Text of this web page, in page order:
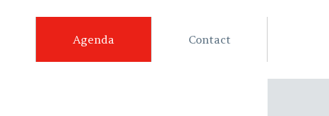
Agenda Contact